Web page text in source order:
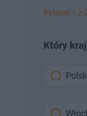
Pytanie 1 z
Który